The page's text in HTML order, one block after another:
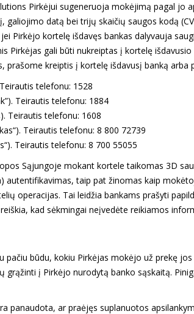
Pirkėjui sugeneruoja mokėjimą pagal
galiojimo datą bei trijų skaičių saugos kodą
Pirkėjo kortelę išdavęs bankas dalyvauja
Pirkėjas gali būti nukreiptas į kortelę
prašome kreiptis į kortelę išdavusį banką arba
telefonu: 1528
Teirautis telefonu: 1884
Teirautis telefonu: 1608
Teirautis telefonu: 8 800 72739
Teirautis telefonu: 8 700 55055
Sąjungoje mokant kortele taikomas 3D
autentifikavimas, taip pat žinomas kaip
operacijas. Tai leidžia bankams prašyti
kad sėkmingai neįvedėte reikiamos
pačiu būdu, kokiu Pirkėjas mokėjo už prekę
į Pirkėjo nurodytą banko sąskaitą.
panaudota, ar praėjęs suplanuotos